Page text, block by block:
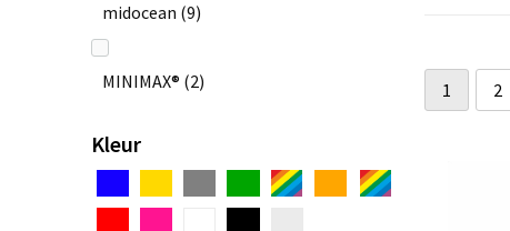
midocean (9)
MINIMAX® (2)
Nordic Drift
Kleur
1 2